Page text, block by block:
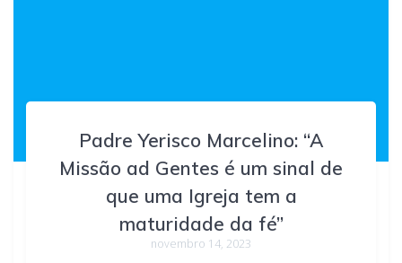
Padre Yerisco Marcelino: “A
Missão ad Gentes é um sinal de
que uma Igreja tem a
maturidade da fé”
novembro 14, 2023